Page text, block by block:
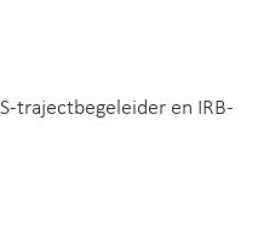
trajectbegeleider en IRB-